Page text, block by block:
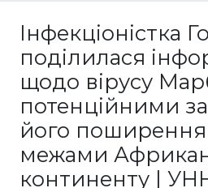
Інфекціоністка
поділилася
щодо вірусу
потенційними
його поширення
межами
континенту |